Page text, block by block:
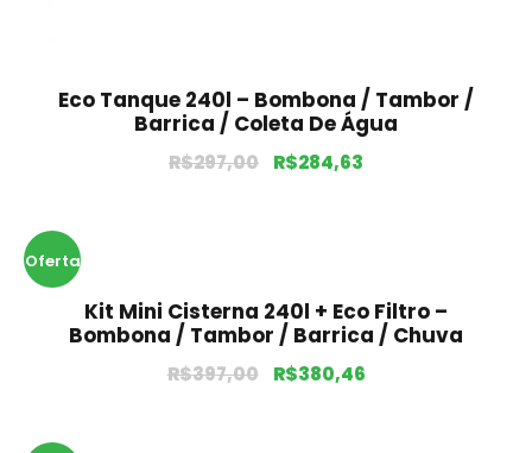
Eco Tanque 240l – Bombona / Tambor /
Barrica / Coleta De Água
R$297,00 R$284,63
Oferta
Kit Mini Cisterna 240l + Eco Filtro –
Bombona / Tambor / Barrica / Chuva
R$397,00 R$380,46